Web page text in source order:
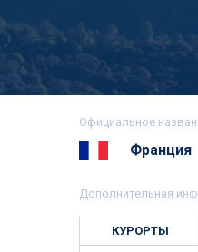
Официальное
Франция
Дополнительная
КУРОРТЫ